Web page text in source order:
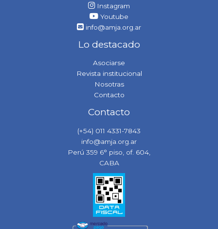
Instagram
Youtube
info@amja.org.ar
Lo destacado
Asociarse
Revista institucional
Nosotras
Contacto
Contacto
(+54) 011 4331-7843
info@amja.org.ar
Perú 359 6° piso, of. 604,
CABA